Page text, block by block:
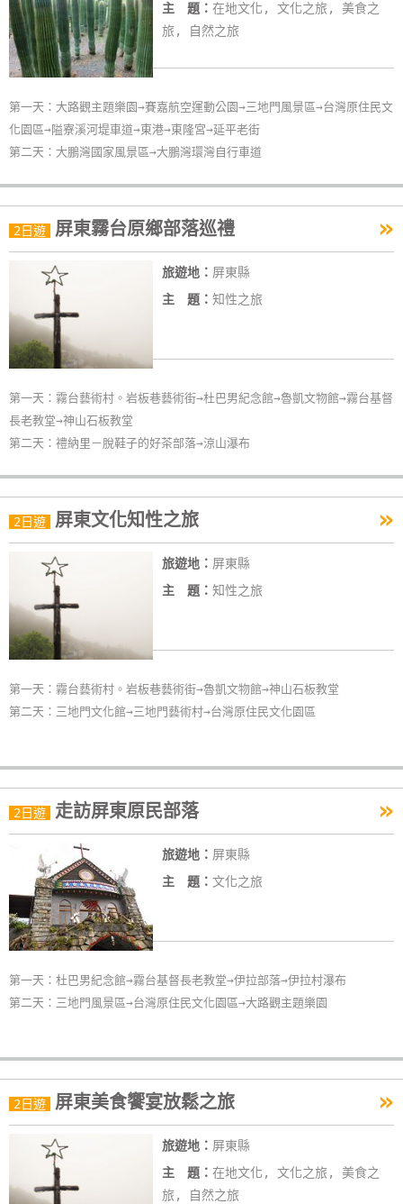
主 題： 在地文化, 文化之旅, 美食之
旅, 自然之旅
第一天：大路觀主題樂園→賽嘉航空運動公園→三地門風景區→台灣原住民文
化園區→隘寮溪河堤車道→東港→東隆宮→延平老街
第二天：大鵬灣國家風景區→大鵬灣環灣自行車道
2日遊 屏東霧台原鄉部落巡禮 »
旅遊地： 屏東縣
主 題： 知性之旅
第一天：霧台藝術村。岩板巷藝術街→杜巴男紀念館→魯凱文物館→霧台基督
長老教堂→神山石板教堂
第二天：禮納里－脫鞋子的好茶部落→涼山瀑布
2日遊 屏東文化知性之旅 »
旅遊地： 屏東縣
主 題： 知性之旅
第一天：霧台藝術村。岩板巷藝術街→魯凱文物館→神山石板教堂
第二天：三地門文化館→三地門藝術村→台灣原住民文化園區
2日遊 走訪屏東原民部落 »
旅遊地： 屏東縣
主 題： 文化之旅
第一天：杜巴男紀念館→霧台基督長老教堂→伊拉部落→伊拉村瀑布
第二天：三地門風景區→台灣原住民文化園區→大路觀主題樂園
2日遊 屏東美食饗宴放鬆之旅 »
旅遊地： 屏東縣
主 題： 在地文化, 文化之旅, 美食之
旅, 自然之旅